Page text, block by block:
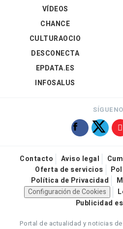
VÍDEOS
CHANCE
CULTURAOCIO
DESCONECTA
EPDATA.ES
INFOSALUS
Contacto Aviso legal
Oferta de servicios
Política de Privacidad
Configuración de Cookies
Publicidad
Portal de actualidad y noticias